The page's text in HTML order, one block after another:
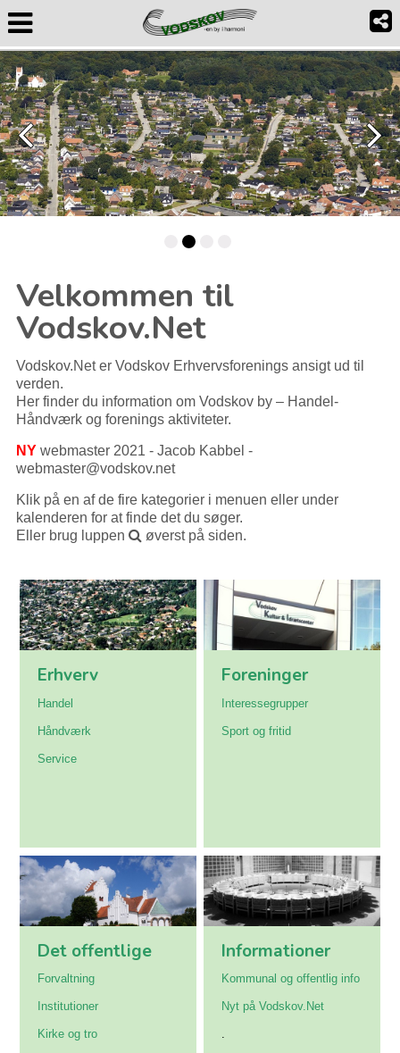
Velkommen til
Vodskov.Net
Vodskov.Net er Vodskov Erhvervsforenings ansigt ud til
verden.
Her finder du information om Vodskov by – Handel-
Håndværk og forenings aktiviteter.
NYwebmaster 2021 - Jacob Kabbel -
webmaster@vodskov.net
Klik på en af de fire kategorier i menuen eller under
kalenderen for at finde det du søger.
Eller brug luppen
øverst på siden.
Erhverv
Handel
Håndværk
Service
Foreninger
Interessegrupper
Sport og fritid
Det offentlige
Forvaltning
Institutioner
Kirke og tro
Informationer
Kommunal og offentlig info
Nyt på Vodskov.Net